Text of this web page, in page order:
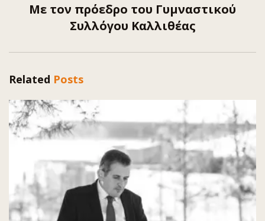
Mε τον πρόεδρο του Γυμναστικού
Συλλόγου Καλλιθέας
Related Posts